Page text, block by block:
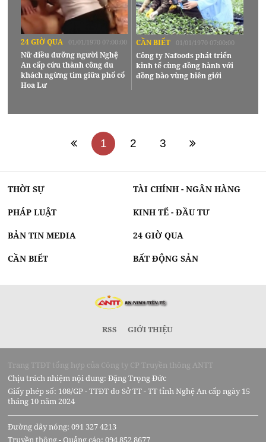
24 GIỜ QUA 01/01/1970 07:00:00
Nữ điều dưỡng người Nghệ
An cấp cứu thành công du
khách ngừng tim giữa phố cổ
Hoa Lư
CẦN BIẾT 01/01/1970 07:00:00
Công ty Nafoods phát triển
kinh tế cùng đồng hành với
đồng bào vùng biên giới
1 2 3
THỜI SỰ TÀI CHÍNH - NGÂN HÀNG
PHÁP LUẬT KINH TẾ - ĐẦU TƯ
BẢN TIN MEDIA 24 GIỜ QUA
CẦN BIẾT BẤT ĐỘNG SẢN
RSS GIỚI THIỆU
Trang TTĐT tổng hợp của Công ty CP Truyền thông ANTT
Chịu trách nhiệm nội dung: Đặng Trọng Đức
Giấy phép số: 108/GP - TTĐT do Sở TT - TT tỉnh Nghệ An cấp ngày 15
tháng 10 năm 2024
Đường dây nóng: 091 327 4213
Truyền thông - Quảng cáo: 094 852 8677